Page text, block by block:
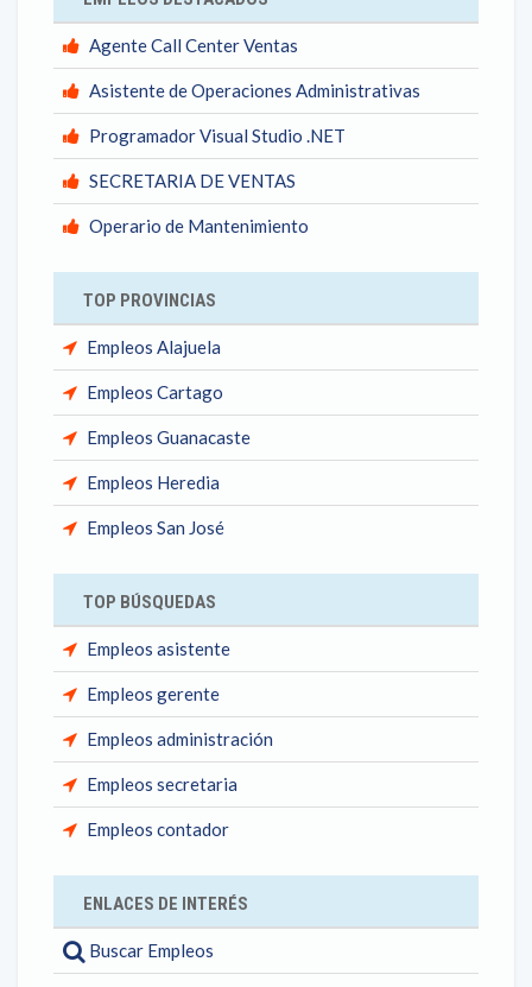
Agente Call Center Ventas
Asistente de Operaciones Administrativas
Programador Visual Studio .NET
SECRETARIA DE VENTAS
Operario de Mantenimiento
TOP PROVINCIAS
Empleos Alajuela
Empleos Cartago
Empleos Guanacaste
Empleos Heredia
Empleos San José
TOP BÚSQUEDAS
Empleos asistente
Empleos gerente
Empleos administración
Empleos secretaria
Empleos contador
ENLACES DE INTERÉS
Buscar Empleos